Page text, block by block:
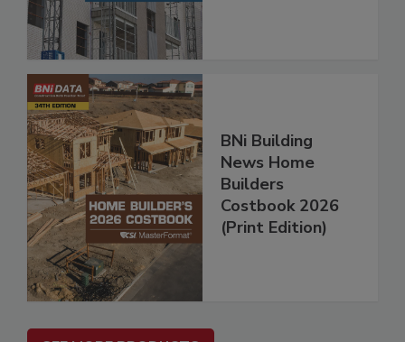
BNi Building
News Home
Builders
Costbook 2026
(Print Edition)